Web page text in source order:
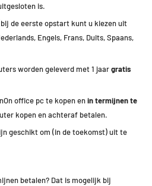
is.
de eerste opstart kunt u kiezen uit
Engels, Frans, Duits, Spaans,
worden geleverd met 1 jaargratis
office pc te kopen enin termijnen te
kopen en achteraf betalen.
geschikt om (in de toekomst) uit te
betalen? Dat is mogelijk bij